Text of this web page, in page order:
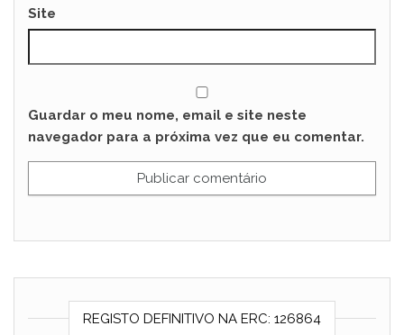
Site
Guardar o meu nome, email e site neste
navegador para a próxima vez que eu comentar.
REGISTO DEFINITIVO NA ERC: 126864